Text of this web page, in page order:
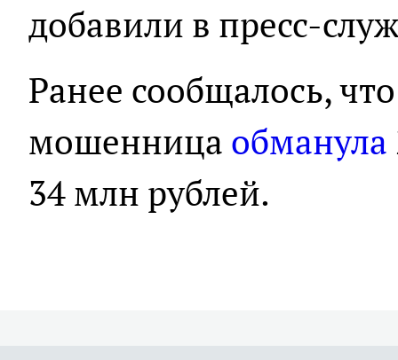
добавили в пресс-
Ранее сообщалось,
мошенница обманула
34 млн рублей.